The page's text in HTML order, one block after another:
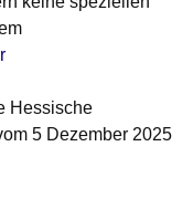
Hessische
5 Dezember 2025